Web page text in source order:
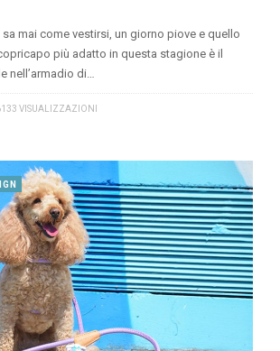
sa mai come vestirsi, un giorno piove e quello
più adatto in questa stagione è il
nell’armadio di…
VISUALIZZAZIONI